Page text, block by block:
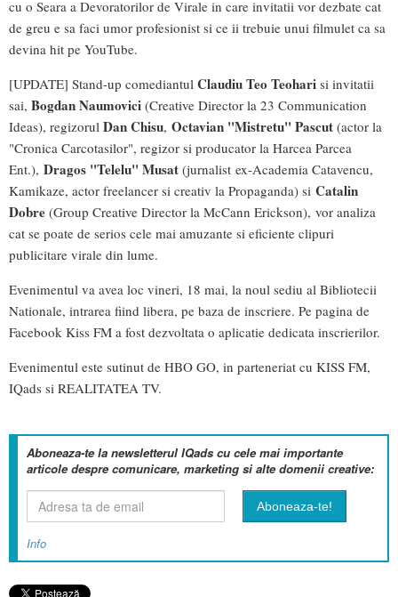
cu o Seara a Devoratorilor de Virale in care invitatii vor dezbate cat
de greu e sa faci umor profesionist si ce ii trebuie unui filmulet ca sa
devina hit pe YouTube.
[UPDATE] Stand-up comediantul Claudiu Teo Teohari si invitatii
sai, Bogdan Naumovici (Creative Director la 23 Communication
Ideas), regizorul Dan Chisu, Octavian "Mistretu" Pascut (actor la
"Cronica Carcotasilor", regizor si producator la Harcea Parcea
Ent.), Dragos "Telelu" Musat (jurnalist ex-Academia Catavencu,
Kamikaze, actor freelancer si creativ la Propaganda) si Catalin
Dobre (Group Creative Director la McCann Erickson), vor analiza
cat se poate de serios cele mai amuzante si eficiente clipuri
publicitare virale din lume.
Evenimentul va avea loc vineri, 18 mai, la noul sediu al Bibliotecii
Nationale, intrarea fiind libera, pe baza de inscriere. Pe pagina de
Facebook Kiss FM a fost dezvoltata o aplicatie dedicata inscrierilor.
Evenimentul este sutinut de HBO GO, in parteneriat cu KISS FM,
IQads si REALITATEA TV.
Aboneaza-te la newsletterul IQads cu cele mai importante
articole despre comunicare, marketing si alte domenii creative:
Info